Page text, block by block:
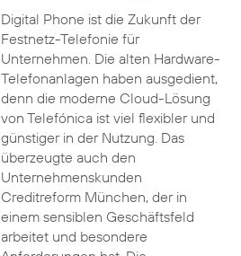
Digital Phone ist die Zukunft der
Festnetz-Telefonie für
Unternehmen. Die alten Hardware-
Telefonanlagen haben ausgedient,
denn die moderne Cloud-Lösung
von Telefónica ist viel flexibler und
günstiger in der Nutzung. Das
überzeugte auch den
Unternehmenskunden
Creditreform München, der in
einem sensiblen Geschäftsfeld
arbeitet und besondere